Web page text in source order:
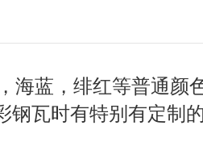
海蓝，绯红等普通颜
钢瓦时有特别有定制